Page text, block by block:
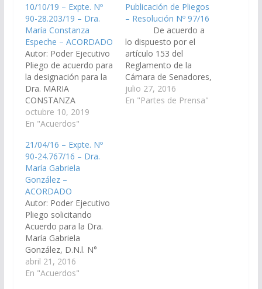
10/10/19 – Expte. Nº
90-28.203/19 – Dra.
María Constanza
Espeche – ACORDADO
Autor: Poder Ejecutivo
Pliego de acuerdo para
la designación para la
Dra. MARIA
CONSTANZA
ESPECHE, D.N.I Nº
26.031.927, como Juez
Apelaciones del
Trabajo Sala I, Vocal
Nº 3. (Expte. Nº 90-
28.203/19, a la
Comisión de Justicia,
Acuerdos y
Designaciones)
Acordado el
14/11/2019
octubre 10, 2019
En "Acuerdos"
Publicación de Pliegos
– Resolución Nº 97/16
De acuerdo a
lo dispuesto por el
artículo 153 del
Reglamento de la
Cámara de Senadores,
se ha procedido a la
publicación en el día de
julio 27, 2016
En "Partes de Prensa"
21/04/16 – Expte. Nº
90-24.767/16 – Dra.
María Gabriela
González –
ACORDADO
Autor: Poder Ejecutivo
Pliego solicitando
Acuerdo para la Dra.
María Gabriela
González, D.N.l. N°
17.792.985 en el cargo
de Juez del Tribunal de
abril 21, 2016
En "Acuerdos"